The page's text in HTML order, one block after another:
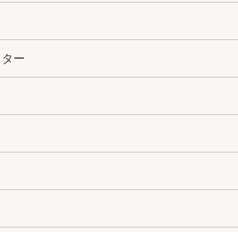
ー